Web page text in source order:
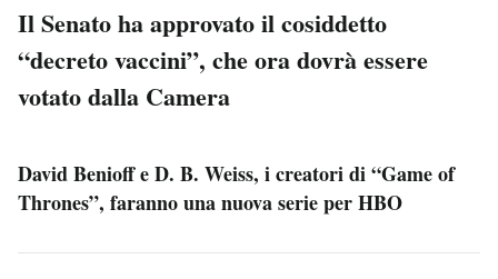
Il Senato ha approvato il cosiddetto
“decreto vaccini”, che ora dovrà essere
votato dalla Camera
David Benioff e D. B. Weiss, i creatori di “Game of
Thrones”, faranno una nuova serie per HBO